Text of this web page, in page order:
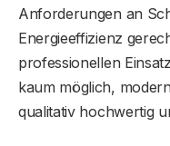
Anforderungen an
Energieeffizienz
professionellen
kaum möglich,
qualitativ hochwertig